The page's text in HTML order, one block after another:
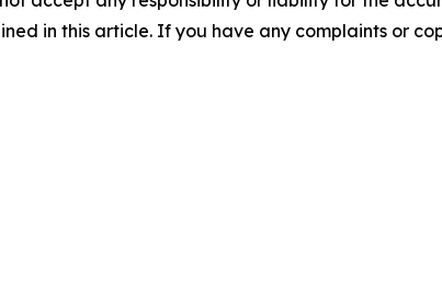
in this article. If you have any complaints or